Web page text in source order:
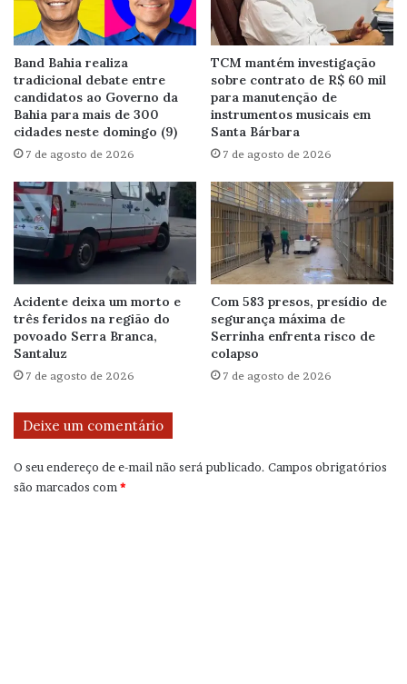
Band Bahia realiza
tradicional debate entre
candidatos ao Governo da
Bahia para mais de 300
cidades neste domingo (9)
7 de agosto de 2026
TCM mantém investigação
sobre contrato de R$ 60 mil
para manutenção de
instrumentos musicais em
Santa Bárbara
7 de agosto de 2026
Acidente deixa um morto e
três feridos na região do
povoado Serra Branca,
Santaluz
7 de agosto de 2026
Com 583 presos, presídio de
segurança máxima de
Serrinha enfrenta risco de
colapso
7 de agosto de 2026
Deixe um comentário
O seu endereço de e-mail não será publicado. Campos obrigatórios
são marcados com*